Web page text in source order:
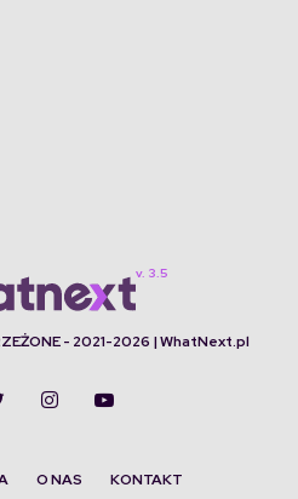
- 2021-2026 | WhatNext.pl
O NAS KONTAKT